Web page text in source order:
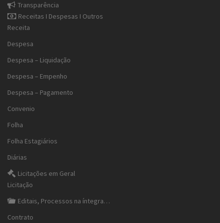
Transparência
Receitas I Despesas I Outros
Receita
Despesa
Despesa – Liquidação
Despesa – Empenho
Despesa – Pagamento
Convenio
Folha
Folha Estagiários
Diárias
Licitações em Geral
Licitação
Editais, Processos na íntegra…
Contrato